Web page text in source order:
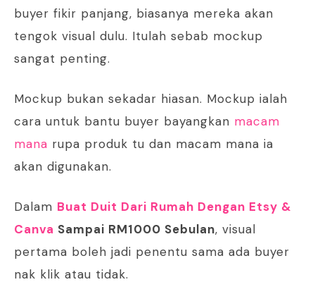
buyer fikir panjang, biasanya mereka akan
tengok visual dulu. Itulah sebab mockup
sangat penting.
Mockup bukan sekadar hiasan. Mockup ialah
cara untuk bantu buyer bayangkan macam
mana rupa produk tu dan macam mana ia
akan digunakan.
Dalam Buat Duit Dari Rumah Dengan Etsy &
Canva Sampai RM1000 Sebulan, visual
pertama boleh jadi penentu sama ada buyer
nak klik atau tidak.